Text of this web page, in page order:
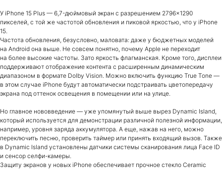
У iPhone 15 Plus — 6,7-дюймовый экран с разрешением 2796×1290
пикселей, с той же частотой обновления и пиковой яркостью, что у iPhone
15.
Частота обновления, безусловно, маловата: даже у бюджетных моделей
на Android она выше. Не совсем понятно, почему Apple не переходит
на более высокие частоты. Зато яркость флагманская. Кроме того, дисплеи
поддерживают отображение контента с расширенным динамическим
диапазоном в формате Dolby Vision. Можно включить функцию True Tone —
в этом случае iPhone будут автоматически подстраивать цветопередачу
экрана под оттенок освещения в помещении или на улице.
Но главное нововведение — уже упомянутый выше вырез Dynamic Island,
который используется для демонстрации различной полезной информации,
например, уровня заряда аккумулятора. А еще, нажав на него, можно
переключить песню, проверить таймер или принять входящий вызов. Также
в Dynamic Island установлены датчики системы сканирования лица Face ID
и сенсор селфи-камеры.
Защиту экранов у новых iPhone обеспечивает прочное стекло Ceramic